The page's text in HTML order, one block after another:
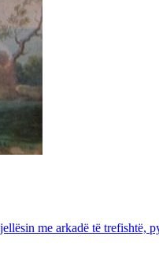
me arkadë të trefishtë,